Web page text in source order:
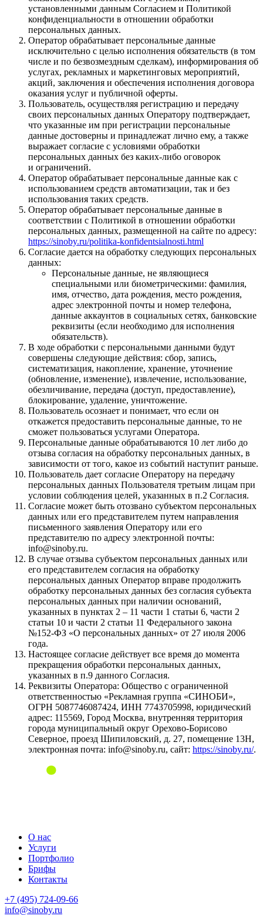
установленными данным Согласием и Политикой
конфиденциальности в отношении обработки
персональных данных.
Оператор обрабатывает персональные данные
исключительно с целью исполнения обязательств (в том
числе и по безвозмездным сделкам), информирования об
услугах, рекламных и маркетинговых мероприятий,
акций, заключения и обеспечения исполнения договора
оказания услуг и публичной оферты.
Пользователь, осуществляя регистрацию и передачу
своих персональных данных Оператору подтверждает,
что указанные им при регистрации персональные
данные достоверны и принадлежат лично ему, а также
выражает согласие с условиями обработки
персональных данных без каких-либо оговорок
и ограничений.
Оператор обрабатывает персональные данные как с
использованием средств автоматизации, так и без
использования таких средств.
Оператор обрабатывает персональные данные в
соответствии с Политикой в отношении обработки
персональных данных, размещенной на сайте по адресу:
https://sinoby.ru/politika-konfidentsialnosti.html
Согласие дается на обработку следующих персональных
данных:
Персональные данные, не являющиеся
специальными или биометрическими: фамилия,
имя, отчество, дата рождения, место рождения,
адрес электронной почты и номер телефона,
данные аккаунтов в социальных сетях, банковские
реквизиты (если необходимо для исполнения
обязательств).
В ходе обработки с персональными данными будут
совершены следующие действия: сбор, запись,
систематизация, накопление, хранение, уточнение
(обновление, изменение), извлечение, использование,
обезличивание, передача (доступ, предоставление),
блокирование, удаление, уничтожение.
Пользователь осознает и понимает, что если он
откажется предоставить персональные данные, то не
сможет пользоваться услугами Оператора.
Персональные данные обрабатываются 10 лет либо до
отзыва согласия на обработку персональных данных, в
зависимости от того, какое из событий наступит раньше.
Пользователь дает согласие Оператору на передачу
персональных данных Пользователя третьим лицам при
условии соблюдения целей, указанных в п.2 Согласия.
Согласие может быть отозвано субъектом персональных
данных или его представителем путем направления
письменного заявления Оператору или его
представителю по адресу электронной почты:
info@sinoby.ru.
В случае отзыва субъектом персональных данных или
его представителем согласия на обработку
персональных данных Оператор вправе продолжить
обработку персональных данных без согласия субъекта
персональных данных при наличии оснований,
указанных в пунктах 2 – 11 части 1 статьи 6, части 2
статьи 10 и части 2 статьи 11 Федерального закона
№152-ФЗ «О персональных данных» от 27 июля 2006
года.
Настоящее согласие действует все время до момента
прекращения обработки персональных данных,
указанных в п.9 данного Согласия.
Реквизиты Оператора: Общество с ограниченной
ответственностью «Рекламная группа «СИНОБИ»,
ОГРН 5087746087424, ИНН 7743705998, юридический
адрес: 115569, Город Москва, внутренняя территория
города муниципальный округ Орехово-Борисово
Северное, проезд Шипиловский, д. 27, помещение 13Н,
электронная почта: info@sinoby.ru, сайт: https://sinoby.ru/.
О нас
Услуги
Портфолио
Брифы
Контакты
+7 (495) 724-09-66
info@sinoby.ru